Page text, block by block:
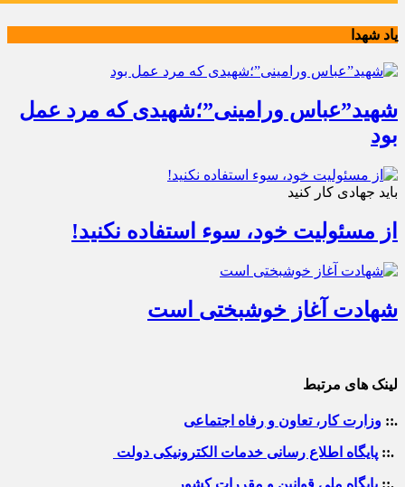
یاد شهدا
شهید”عباس ورامینی”؛شهیدی که مرد عمل
بود
باید جهادی کار کنید
از مسئولیت خود، سوء استفاده نکنید!
شهادت آغاز خوشبختی است
لینک های مرتبط
.:: وزارت کار، تعاون و رفاه اجتماعی
.:: پایگاه اطلاع رسانی خدمات الکترونیکی دولت